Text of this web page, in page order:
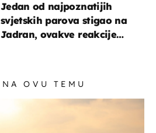
Jedan od najpoznatijih
svjetskih parova stigao na
Jadran, ovakve reakcije
NA OVU TEMU